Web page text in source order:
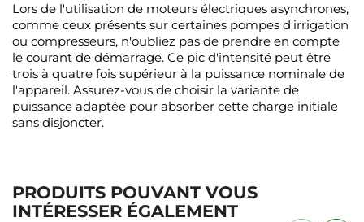
Lors de l'utilisation de moteurs électriques asynchrones,
comme ceux présents sur certaines pompes d'irrigation
ou compresseurs, n'oubliez pas de prendre en compte
le courant de démarrage. Ce pic d'intensité peut être
trois à quatre fois supérieur à la puissance nominale de
l'appareil. Assurez-vous de choisir la variante de
puissance adaptée pour absorber cette charge initiale
sans disjoncter.
PRODUITS POUVANT VOUS
INTÉRESSER ÉGALEMENT